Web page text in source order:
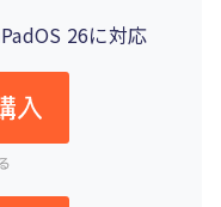
26に対応